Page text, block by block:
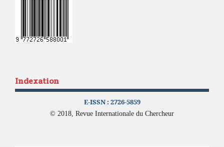
Indexation
E-ISSN : 2726-5859
© 2018, Revue Internationale du Chercheur